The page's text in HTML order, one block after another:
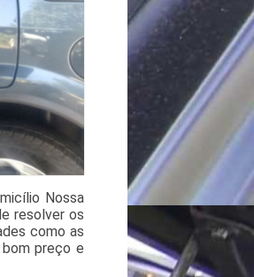
Nossa
resolver os
como as
preço e